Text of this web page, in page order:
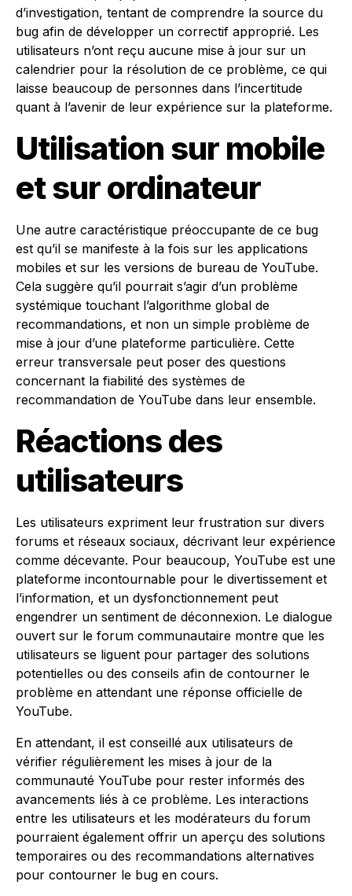
d’investigation, tentant de comprendre la source du
bug afin de développer un correctif approprié. Les
utilisateurs n’ont reçu aucune mise à jour sur un
calendrier pour la résolution de ce problème, ce qui
laisse beaucoup de personnes dans l’incertitude
quant à l’avenir de leur expérience sur la plateforme.
Utilisation sur mobile
et sur ordinateur
Une autre caractéristique préoccupante de ce bug
est qu’il se manifeste à la fois sur les applications
mobiles et sur les versions de bureau de YouTube.
Cela suggère qu’il pourrait s’agir d’un problème
systémique touchant l’algorithme global de
recommandations, et non un simple problème de
mise à jour d’une plateforme particulière. Cette
erreur transversale peut poser des questions
concernant la fiabilité des systèmes de
recommandation de YouTube dans leur ensemble.
Réactions des
utilisateurs
Les utilisateurs expriment leur frustration sur divers
forums et réseaux sociaux, décrivant leur expérience
comme décevante. Pour beaucoup, YouTube est une
plateforme incontournable pour le divertissement et
l’information, et un dysfonctionnement peut
engendrer un sentiment de déconnexion. Le dialogue
ouvert sur le forum communautaire montre que les
utilisateurs se liguent pour partager des solutions
potentielles ou des conseils afin de contourner le
problème en attendant une réponse officielle de
YouTube.
En attendant, il est conseillé aux utilisateurs de
vérifier régulièrement les mises à jour de la
communauté YouTube pour rester informés des
avancements liés à ce problème. Les interactions
entre les utilisateurs et les modérateurs du forum
pourraient également offrir un aperçu des solutions
temporaires ou des recommandations alternatives
pour contourner le bug en cours.